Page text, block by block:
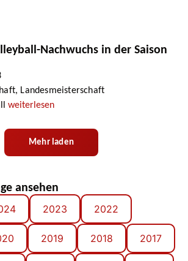
Nachwuchs in der Saison
, Landesmeisterschaft
weiterlesen
Mehr laden
ansehen
2023 2022
2019 2018 2017